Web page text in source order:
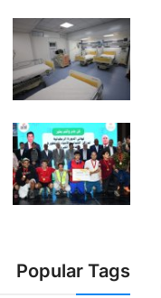
Popular Tags